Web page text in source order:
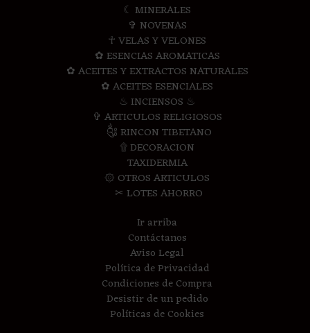
☾ MINERALES
✞ NOVENAS
☥ VELAS Y VELONES
✿ ESENCIAS AROMATICAS
✿ ACEITES Y EXTRACTOS NATURALES
✿ ACEITES ESENCIALES
♨ INCIENSOS ♨
✞ ARTICULOS RELIGIOSOS
༃ RINCON TIBETANO
۩ DECORACION
TAXIDERMIA
۞ OTROS ARTICULOS
✂ LOTES AHORRO
Ir arriba
Contáctanos
Aviso Legal
Política de Privacidad
Condiciones de Compra
Desistir de un pedido
Políticas de Cookies